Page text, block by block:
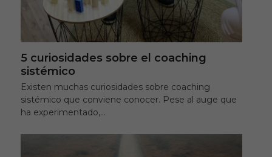
5 curiosidades sobre el coaching
sistémico
Existen muchas curiosidades sobre coaching
sistémico que conviene conocer. Pese al auge que
ha experimentado,…